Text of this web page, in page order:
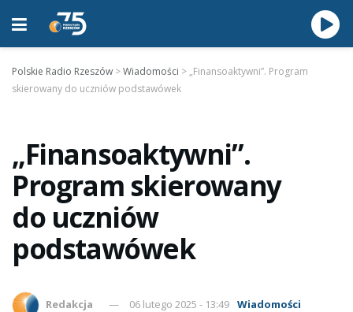
Polskie Radio Rzeszów >Wiadomości > „Finansoaktywni”. Program
skierowany do uczniów podstawówek
„Finansoaktywni”.
Program skierowany
do uczniów
podstawówek
Redakcja 06 lutego 2025 - 13:49 Wiadomości